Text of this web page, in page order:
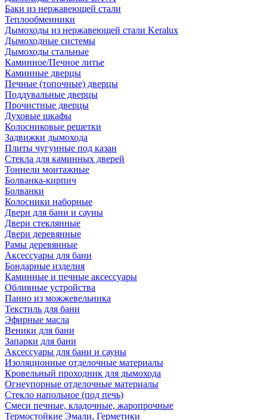
Баки из нержавеющей стали
Теплообменники
Дымоходы из нержавеющей стали Keralux
Дымоходные системы
Дымоходы стальные
Каминное/Печное литье
Каминные дверцы
Печные (топочные) дверцы
Поддувальные дверцы
Прочистные дверцы
Духовые шкафы
Колосниковые решетки
Задвижки дымохода
Плиты чугунные под казан
Стекла для каминных дверей
Тоннели монтажные
Болванка-кирпич
Болванки
Колосники наборные
Двери для бани и сауны
Двери стеклянные
Двери деревянные
Рамы деревянные
Аксессуары для бани
Бондарные изделия
Каминные и печные аксессуары
Обливные устройства
Панно из можжевельника
Текстиль для бани
Эфирные масла
Веники для бани
Запарки для бани
Аксессуары для бани и сауны
Изоляционные отделочные материалы
Кровельный проходник для дымохода
Огнеупорные отделочные материалы
Стекло напольное (под печь)
Смеси печные, кладочные, жаропрочные
Термостойкие Эмали, Герметики